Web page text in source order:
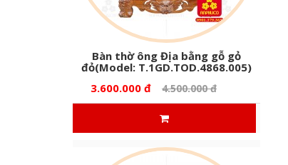
Bàn thờ ông Địa bằng gỗ gỏ
đỏ(Model: T.1GD.TOD.4868.005)
3.600.000 đ
4.500.000 đ